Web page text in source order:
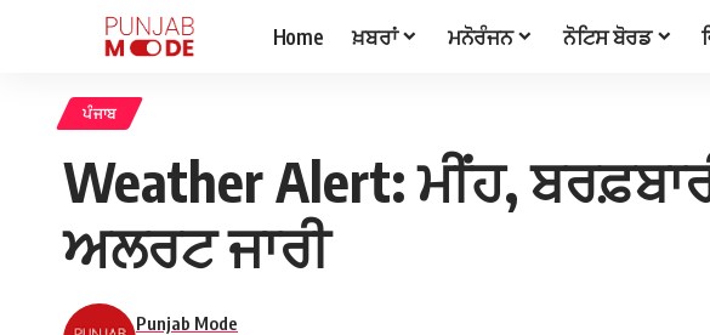
Home ਖ਼ਬਰਾਂ ਮਨੋਰੰਜਨ ਨੋਟਿਸ ਬੋਰਡ
ਪੰਜਾਬ
Weather Alert: ਮੀਂਹ,
ਅਲਰਟ ਜਾਰੀ
Punjab Mode